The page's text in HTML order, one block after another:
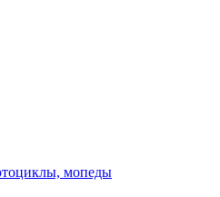
мопеды